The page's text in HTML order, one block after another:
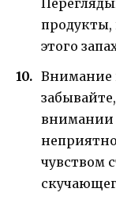
продукты,
этого
Внимание
внимании
чувством